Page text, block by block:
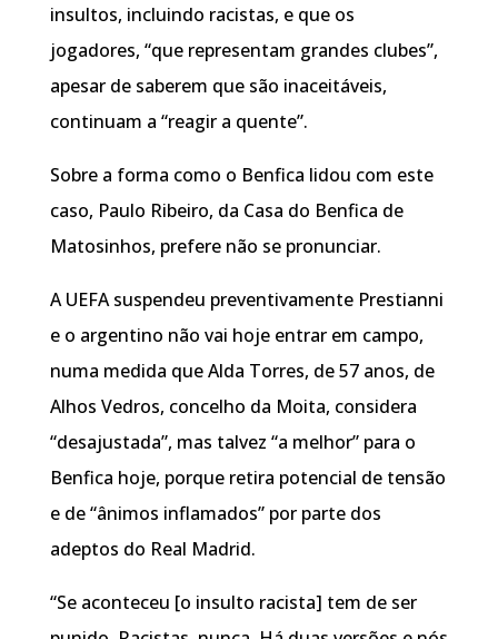
insultos, incluindo racistas, e que os
jogadores, “que representam grandes clubes”,
apesar de saberem que são inaceitáveis,
continuam a “reagir a quente”.
Sobre a forma como o Benfica lidou com este
caso, Paulo Ribeiro, da Casa do Benfica de
Matosinhos, prefere não se pronunciar.
A UEFA suspendeu preventivamente Prestianni
e o argentino não vai hoje entrar em campo,
numa medida que Alda Torres, de 57 anos, de
Alhos Vedros, concelho da Moita, considera
“desajustada”, mas talvez “a melhor” para o
Benfica hoje, porque retira potencial de tensão
e de “ânimos inflamados” por parte dos
adeptos do Real Madrid.
“Se aconteceu [o insulto racista] tem de ser